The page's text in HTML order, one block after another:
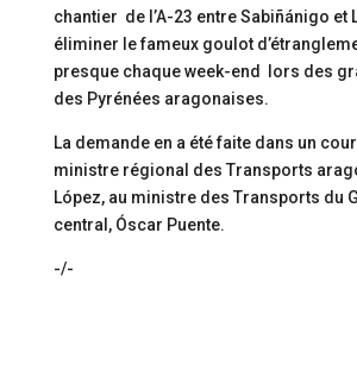
chantier de l’A-23 entre Sabiñánigo et
éliminer le fameux goulot
presque chaque week-end lors des
des Pyrénées aragonaises.
La demande en a été faite dans un
ministre régional des Transports
López, au ministre des Transports du
central, Óscar Puente.
-/-